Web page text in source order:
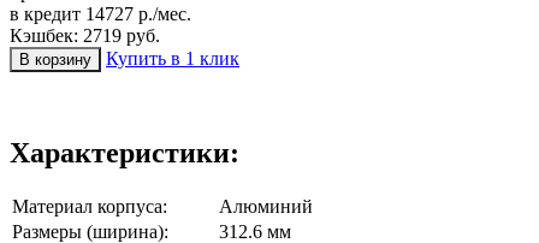
в кредит 14727 р./мес.
Кэшбек: 2719 руб.
Купить в 1 клик
Характеристики:
Материал корпуса:
Алюминий
Размеры (ширина):
312.6 мм